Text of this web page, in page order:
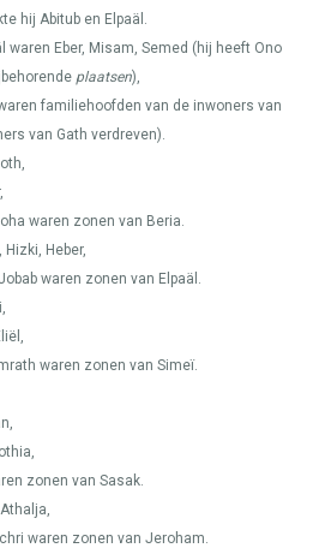
hij Abitub en Elpaäl.
waren Eber, Misam, Semed (hij heeft Ono
plaatsen),
familiehoofden van de inwoners van
van Gath verdreven).
waren zonen van Beria.
Heber,
waren zonen van Elpaäl.
waren zonen van Simeï.
zonen van Sasak.
waren zonen van Jeroham.